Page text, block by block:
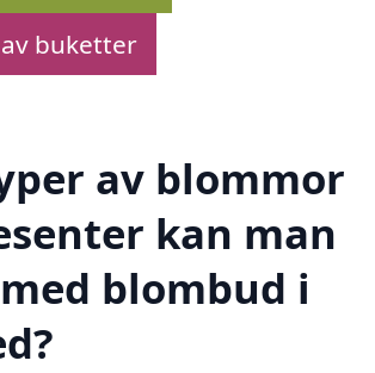
buketter
av blommor
kan man
blombud i